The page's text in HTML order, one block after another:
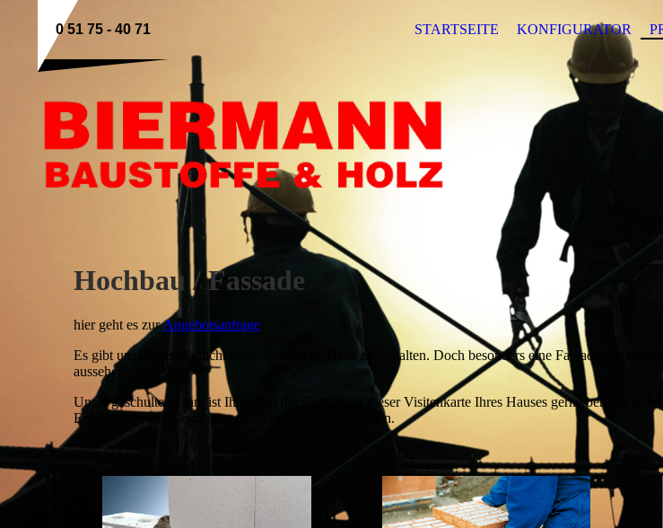
STARTSEITE KONFIGURATOR
0 51 75 - 40 71
Hochbau / Fassade
hier geht es zurAngebotsanfrage
Es gibt unzählige Möglichkeiten, das eigene Haus zu gestalten. Doch besonders eine
aussehen.
Unser geschultes Team ist Ihnen bei der Gestaltung dieser Visitenkarte Ihres Hauses gerne behilflich.
Erfahrung in der Gestaltung der Häuser unserer Kunden.